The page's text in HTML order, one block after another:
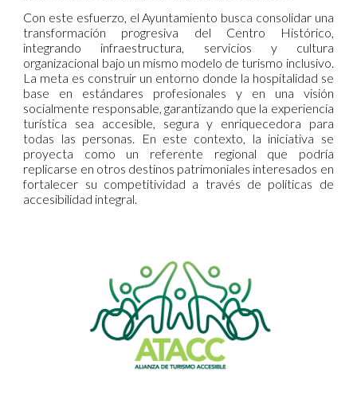
Con este esfuerzo, el Ayuntamiento busca consolidar una
transformación progresiva del Centro Histórico,
integrando infraestructura, servicios y cultura
organizacional bajo un mismo modelo de turismo inclusivo.
La meta es construir un entorno donde la hospitalidad se
base en estándares profesionales y en una visión
socialmente responsable, garantizando que la experiencia
turística sea accesible, segura y enriquecedora para
todas las personas. En este contexto, la iniciativa se
proyecta como un referente regional que podría
replicarse en otros destinos patrimoniales interesados en
fortalecer su competitividad a través de políticas de
accesibilidad integral.